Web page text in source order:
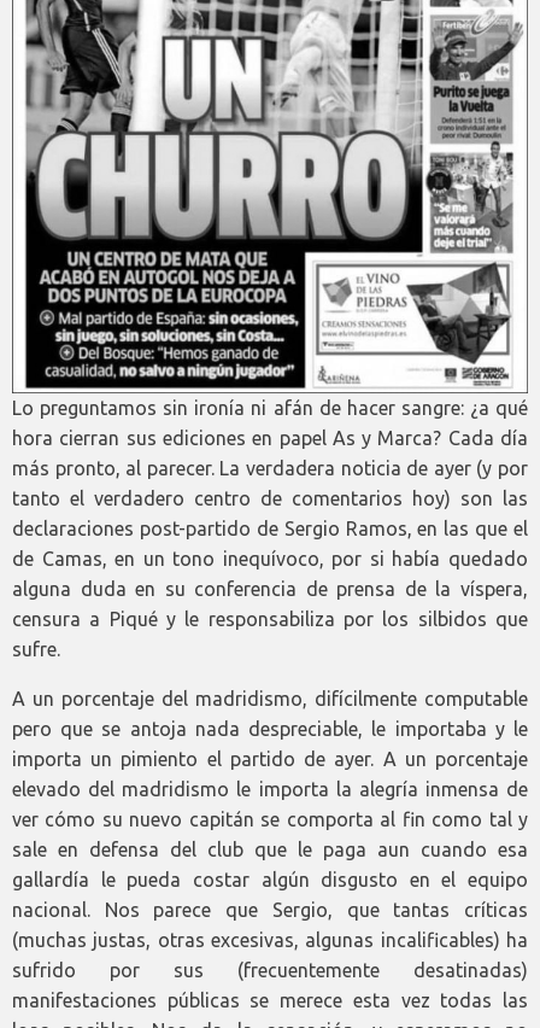
Lo preguntamos sin ironía ni afán de hacer sangre: ¿a qué
hora cierran sus ediciones en papel As y Marca? Cada día
más pronto, al parecer. La verdadera noticia de ayer (y por
tanto el verdadero centro de comentarios hoy) son las
declaraciones post-partido de Sergio Ramos, en las que el
de Camas, en un tono inequívoco, por si había quedado
alguna duda en su conferencia de prensa de la víspera,
censura a Piqué y le responsabiliza por los silbidos que
sufre.
A un porcentaje del madridismo, difícilmente computable
pero que se antoja nada despreciable, le importaba y le
importa un pimiento el partido de ayer. A un porcentaje
elevado del madridismo le importa la alegría inmensa de
ver cómo su nuevo capitán se comporta al fin como tal y
sale en defensa del club que le paga aun cuando esa
gallardía le pueda costar algún disgusto en el equipo
nacional. Nos parece que Sergio, que tantas críticas
(muchas justas, otras excesivas, algunas incalificables) ha
sufrido por sus (frecuentemente desatinadas)
manifestaciones públicas se merece esta vez todas las